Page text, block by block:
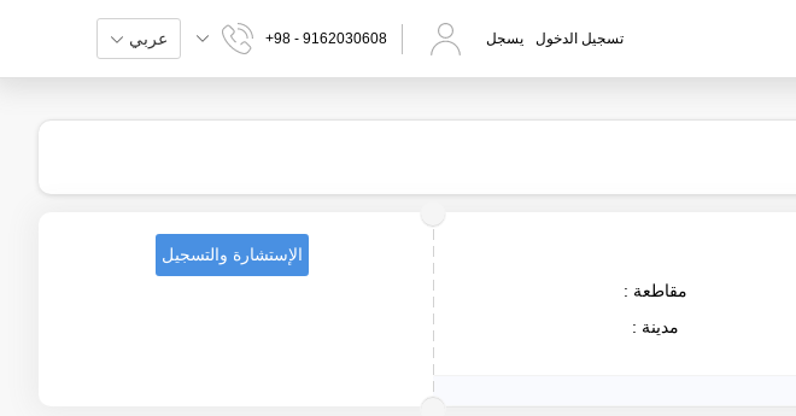
تسجيل الدخول يسجل +98 - 9162030608 عربي
مقاطعة :
مدينة :
الإستشارة والتسجيل